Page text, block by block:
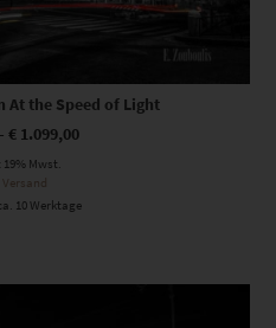
At the Speed of Light
€1.099,00
Mwst.
Versand
10 Werktage
Dieses Produkt weist mehrere Varianten auf. Die Optionen können auf der Produktseite gewählt werden